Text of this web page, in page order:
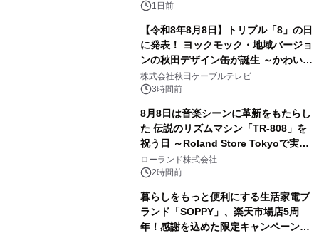
ボグッズも発売決定！
1日前
【令和8年8月8日】トリプル「8」の日
に発表！ ヨックモック・地域バージョ
ンの秋田デザイン缶が誕生 ～かわいい
秋田犬の子犬と秋田の四季と名所を巡
るパッケージ～ 9月1日(火)秋田県内で
株式会社秋田ケーブルテレビ
3時間前
8月8日は音楽シーンに革新をもたらし
た 伝説のリズムマシン「TR-808」を
祝う日 ～Roland Store Tokyoで実機
を展示しての 記念キャンペーンを開
催 英国ラジオ「NTS」の 特別プログ
アーティストを フィーチャーしたアニ
メーションを公開～
ローランド株式会社
2時間前
暮らしをもっと便利にする生活家電ブ
ランド「SOPPY」、楽天市場店5周
年！感謝を込めた限定キャンペーンを